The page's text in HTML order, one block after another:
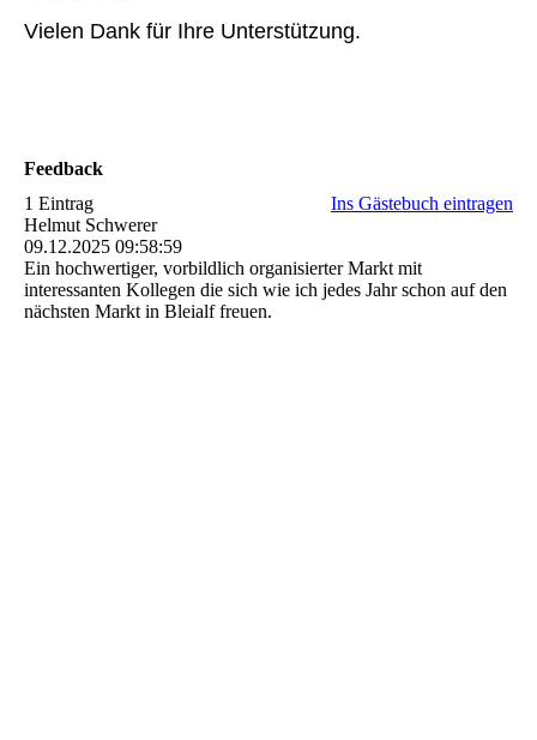
Vielen Dank für Ihre Unterstützung.
Feedback
1 Eintrag
Ins Gästebuch eintragen
Helmut Schwerer
09.12.2025 09:58:59
Ein hochwertiger, vorbildlich organisierter Markt mit
interessanten Kollegen die sich wie ich jedes Jahr schon auf den
nächsten Markt in Bleialf freuen.